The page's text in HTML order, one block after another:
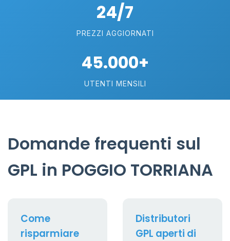
24/7
PREZZI AGGIORNATI
45.000+
UTENTI MENSILI
Domande frequenti sul
GPL in POGGIO TORRIANA
Come
risparmiare
Distributori
GPL aperti di